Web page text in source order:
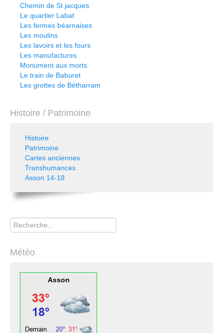
Chemin de St jacques
Le quartier Labat
Les fermes béarnaises
Les moulins
Les lavoirs et les fours
Les manufactures
Monument aux morts
Le train de Baburet
Les grottes de Bétharram
Histoire / Patrimoine
Histoire
Patrimoine
Cartes anciennes
Transhumances
Asson 14-18
Rechercher
Météo
Asson